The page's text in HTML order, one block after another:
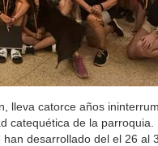
lleva catorce años
catequética de la parroquia.
desarrollado del el 26 al